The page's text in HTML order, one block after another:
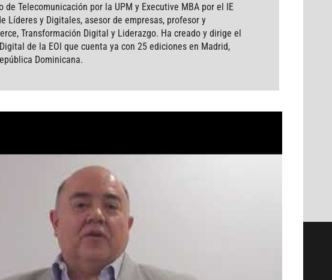
Telecomunicación por la UPM y Executive MBA por el IE
Líderes y Digitales, asesor de empresas, profesor y
Transformación Digital y Liderazgo. Ha creado y dirige el
de la EOI que cuenta ya con 25 ediciones en Madrid,
Dominicana.